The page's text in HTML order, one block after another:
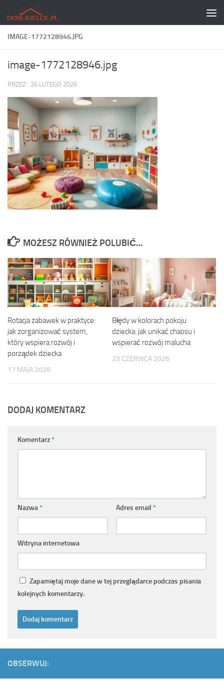
Skip to content
IMAGE-1772128946.JPG
image-1772128946.jpg
PRZEZ · 26 LUTEGO 2026
MOŻESZ RÓWNIEŻ POLUBIĆ…
Rotacja zabawek w praktyce:
jak zorganizować system,
który wspiera rozwój i
porządek dziecka
17 MAJA 2026
Błędy w kolorach pokoju
dziecka: jak unikać chaosu i
wspierać rozwój malucha
23 CZERWCA 2026
DODAJ KOMENTARZ
Komentarz*
Nazwa* Adres email *
Witryna internetowa
Zapamiętaj moje dane w tej przeglądarce podczas pisania
kolejnych komentarzy.
OBSERWUJ: